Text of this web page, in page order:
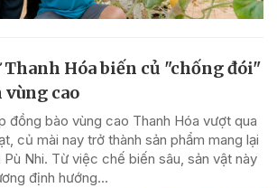
Hóa biến củ "chống đói"
vùng cao
đồng bào vùng cao Thanh Hóa vượt qua
củ mài nay trở thành sản phẩm mang lại
Nhi. Từ việc chế biến sâu, sản vật này
định hướng...